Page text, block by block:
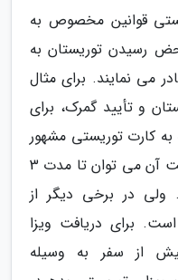
قوانین مخصوص به
رسیدن توریستان به
می نمایند. برای مثال
و تأیید گمرک، برای
90 روزه (که به کارت توریستی مشهور
است) صادر می نماید، که با دریافت آن می توان تا مدت 3
در برخی دیگر از
برای دریافت ویزا
از سفر به وسیله